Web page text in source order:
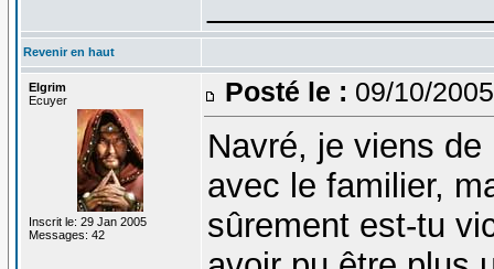
Revenir en haut
Elgrim
Ecuyer
Inscrit le: 29 Jan 2005
Messages: 42
Posté le : 09/10/
Navré, je viens
avec le familier,
sûrement est-tu